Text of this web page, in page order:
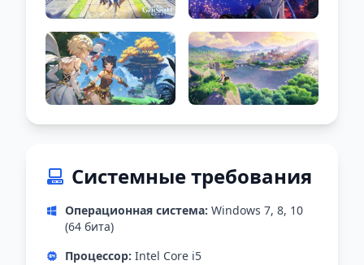
Системные требования
Операционная система: Windows 7, 8, 10
(64 бита)
Процессор: Intel Core i5